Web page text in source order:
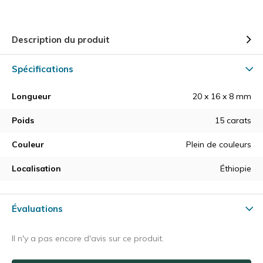
Description du produit
Spécifications
Longueur 20 x 16 x 8 mm
Poids 15 carats
Couleur Plein de couleurs
Localisation Éthiopie
Évaluations
Il n'y a pas encore d'avis sur ce produit.